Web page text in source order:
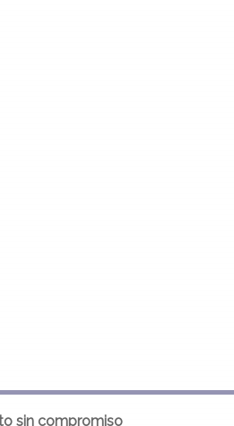
sin compromiso